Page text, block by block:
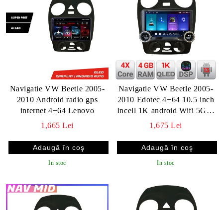
Navigatie VW Beetle 2005-
2010 Android radio gps
internet 4+64 Lenovo
1,665 Lei
In stoc
Navigatie VW Beetle 2005-
2010 Edotec 4+64 10.5 inch
Incell 1K android Wifi 5Ghz
gps internet KIT-beetle-old
1,675 Lei
In stoc